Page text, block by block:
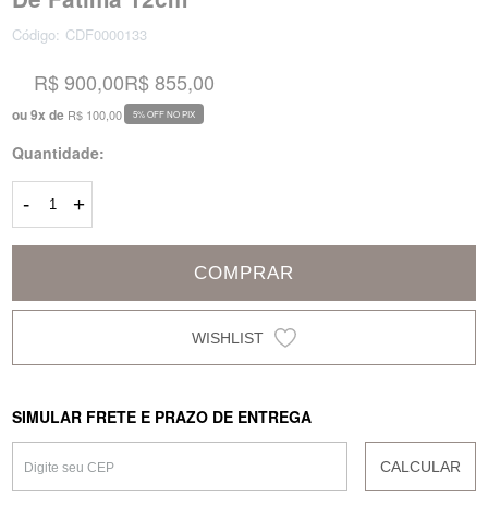
Código: CDF0000133
R$ 900,00
ou9x de R$ 100,00
R$ 855,00
5% OFF NO PIX
Quantidade:
- +
COMPRAR
SIMULAR FRETE E PRAZO DE ENTREGA
CALCULAR